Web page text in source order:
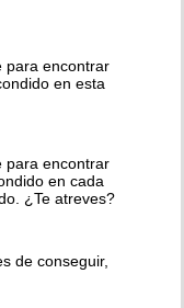
para encontrar
en esta
para encontrar
en cada
¿Te atreves?
de conseguir,